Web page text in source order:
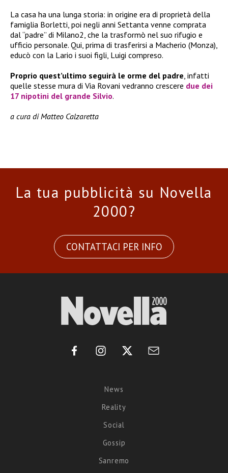
La casa ha una lunga storia: in origine era di proprietà della
famiglia Borletti, poi negli anni Settanta venne comprata
dal “padre” di Milano2, che la trasformò nel suo rifugio e
ufficio personale. Qui, prima di trasferirsi a Macherio (Monza),
educò con la Lario i suoi figli, Luigi compreso.
Proprio quest’ultimo seguirà le orme del padre, infatti
quelle stesse mura di Via Rovani vedranno crescere due dei
17 nipotini del grande Silvio.
a cura di Matteo Calzaretta
La tua pubblicità su Novella
2000?
CONTATTACI PER INFO
News
Reality
Social
Gossip
Sanremo